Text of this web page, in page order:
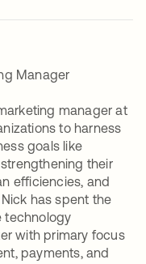
Manager
manager at
to harness
goals like
their
efficiencies, and
has spent the
technology
with primary focus
payments, and